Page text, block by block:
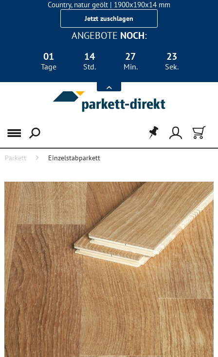
Country, natur geölt | 1900x190x14 mm
Landhausdiele Eiche für nur 29,90 €/m²
Jetzt zuschlagen
ANGEBOTE NOCH:
01
Tage
14
Std.
27
Min.
23
Sek.
Menü
Parkett Einzelstabparkett